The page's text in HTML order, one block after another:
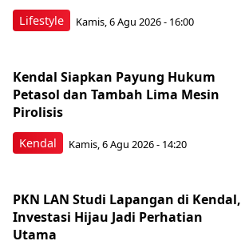
Lifestyle Kamis, 6 Agu 2026 - 16:00
Kendal
Kendal Siapkan Payung Hukum
Petasol dan Tambah Lima Mesin
Pirolisis
Kamis, 6 Agu 2026 - 14:20
PKN LAN Studi Lapangan di Kendal,
Investasi Hijau Jadi Perhatian
Utama